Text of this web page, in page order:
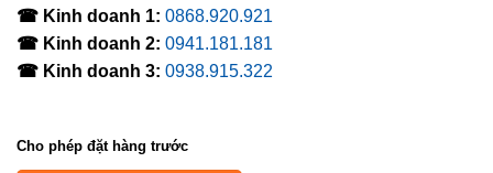
☎ Kinh doanh 1: 0868.920.921
☎ Kinh doanh 2: 0941.181.181
☎ Kinh doanh 3: 0938.915.322
Cho phép đặt hàng trước